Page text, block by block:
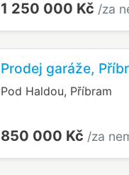
1 250 000 Kč /za
Prodej garáže,
Pod Haldou, Příbram
850 000 Kč /za